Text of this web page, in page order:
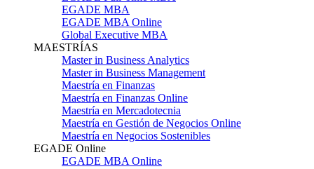
EGADE MBA
EGADE MBA Online
Global Executive MBA
MAESTRÍAS
Master in Business Analytics
Master in Business Management
Maestría en Finanzas
Maestría en Finanzas Online
Maestría en Mercadotecnia
Maestría en Gestión de Negocios Online
Maestría en Negocios Sostenibles
EGADE Online
EGADE MBA Online